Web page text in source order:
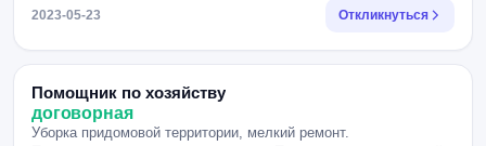
2023-05-23 Откликнуться
Помощник по хозяйству
договорная
Уборка придомовой территории, мелкий ремонт.